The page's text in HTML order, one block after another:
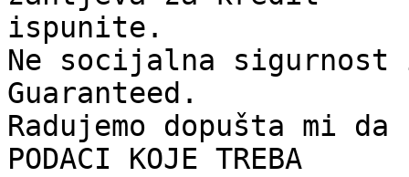
ispunite.
Ne socijalna sigurnost
Guaranteed.
Radujemo dopušta mi
PODACI KOJE TREBA